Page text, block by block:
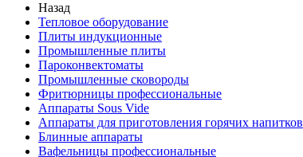
Назад
Тепловое оборудование
Плиты индукционные
Промышленные плиты
Пароконвектоматы
Промышленные сковороды
Фритюрницы профессиональные
Аппараты Sous Vide
Аппараты для приготовления горячих напитков
Блинные аппараты
Вафельницы профессиональные